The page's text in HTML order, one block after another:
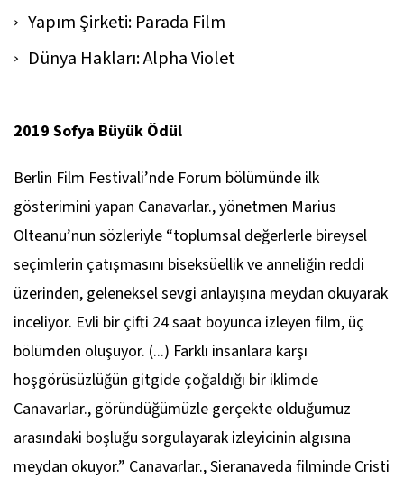
Yapım Şirketi: Parada Film
Dünya Hakları: Alpha Violet
2019 Sofya Büyük Ödül
Berlin Film Festivali’nde Forum bölümünde ilk
gösterimini yapan Canavarlar., yönetmen Marius
Olteanu’nun sözleriyle “toplumsal değerlerle bireysel
seçimlerin çatışmasını biseksüellik ve anneliğin reddi
üzerinden, geleneksel sevgi anlayışına meydan okuyarak
inceliyor. Evli bir çifti 24 saat boyunca izleyen film, üç
bölümden oluşuyor. (...) Farklı insanlara karşı
hoşgörüsüzlüğün gitgide çoğaldığı bir iklimde
Canavarlar., göründüğümüzle gerçekte olduğumuz
arasındaki boşluğu sorgulayarak izleyicinin algısına
meydan okuyor.” Canavarlar.,Sieranaveda filminde Cristi